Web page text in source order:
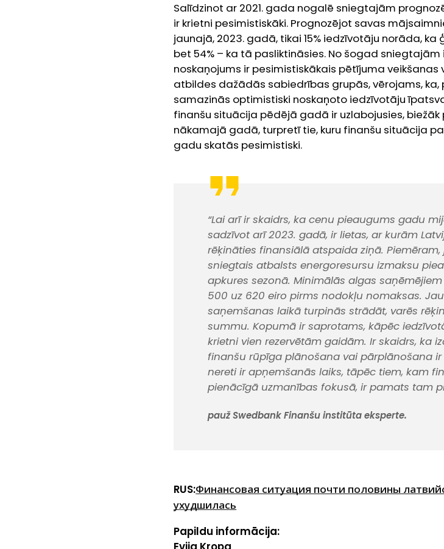
Salīdzinot ar 2021. gada nogalē sniegtajām
ir krietni pesimistiskāki. Prognozējot savas
jaunajā, 2023. gadā, tikai 15% iedzīvotāju norāda,
bet 54% – ka tā pasliktināsies. No šogad
noskaņojums ir pesimistiskākais pētījuma veikšanas
atbildes dažādās sabiedrības grupās, vērojams,
samazinās optimistiski noskaņoto iedzīvotāju
finanšu situācija pēdējā gadā ir uzlabojusies,
nākamajā gadā, turpretī tie, kuru finanšu situācija
gadu skatās pesimistiski.
“Lai arī ir skaidrs, ka cenu pieaugums gadu
sadzīvot arī 2023. gadā, ir lietas, ar kurām
rēķināties finansiālā atspaida ziņā.
sniegtais atbalsts energoresursu izmaksu
apkures sezonā. Minimālās algas
500 uz 620 eiro pirms nodokļu nomaksas.
saņemšanas laikā turpinās strādāt, varēs
summu. Kopumā ir saprotams, kāpēc
krietni vien rezervētām gaidām. Ir skaidrs, ka
finanšu rūpīga plānošana vai pārplānošana
nereti ir apņemšanās laiks, tāpēc tiem, kam
pienācīgā uzmanības fokusā, ir pamats tam
pauž Swedbank Finanšu institūta eksperte.
RUS:Финансовая ситуация почти половины
ухудшилась
Papildu informācija: